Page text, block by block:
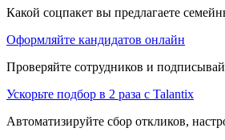
Какой соцпакет вы предлагаете
Оформляйте кандидатов онлайн
Проверяйте сотрудников и
Ускорьте подбор в 2 раза с Talantix
Автоматизируйте сбор откликов,